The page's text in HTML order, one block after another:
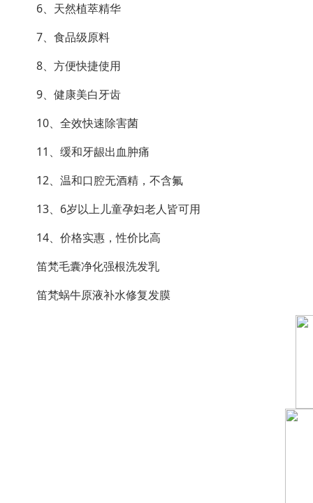
6、天然植萃精华
7、食品级原料
8、方便快捷使用
9、健康美白牙齿
10、全效快速除害菌
11、缓和牙龈出血肿痛
12、温和口腔无酒精，不含氟
13、6岁以上儿童孕妇老人皆可用
14、价格实惠，性价比高
笛梵毛囊净化强根洗发乳
笛梵蜗牛原液补水修复发膜